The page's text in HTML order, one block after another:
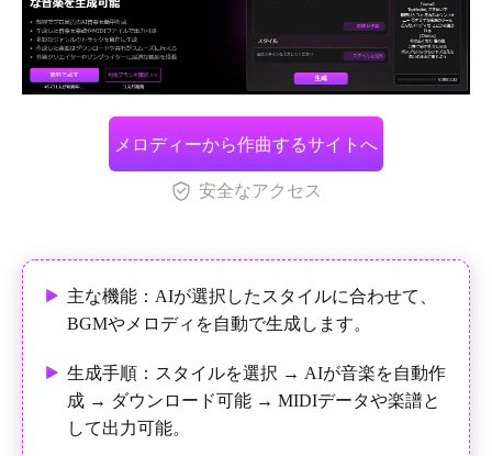
メロディーから作曲するサイトへ
安全なアクセス
主な機能：AIが選択したスタイルに合わせて、
BGMやメロディを自動で生成します。
生成手順：スタイルを選択 → AIが音楽を自動作
成 → ダウンロード可能 → MIDIデータや楽譜と
して出力可能。